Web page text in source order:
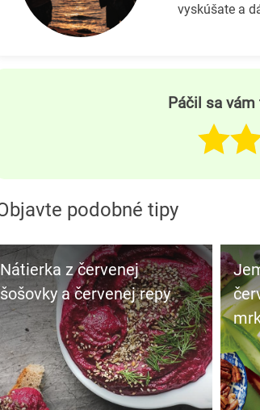
vyskúšate a
Páčil sa
Objavte podobné tipy
Nátierka z červenej
šošovky a červenej repy
Jemne pikantná nátierka z